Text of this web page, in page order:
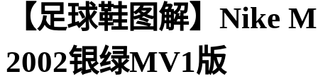
【足球鞋图解】Nike
2002银绿MV1版